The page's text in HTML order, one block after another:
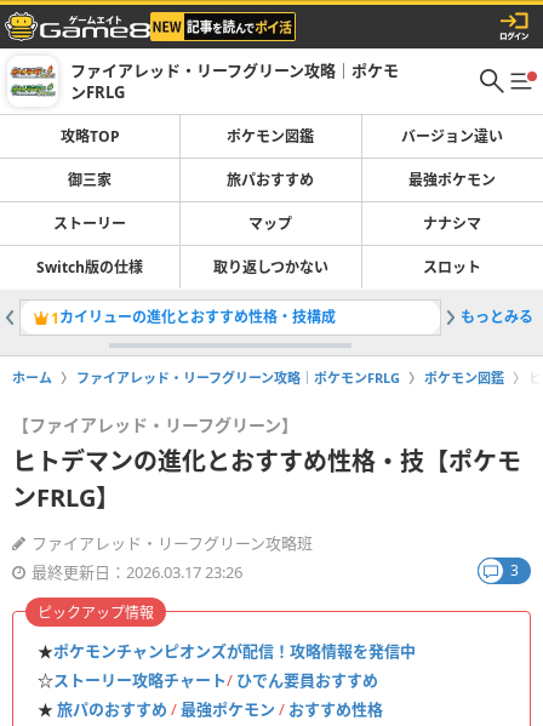
ファイアレッド・リーフグリーン攻略｜ポケモ
ンFRLG
攻略TOP ポケモン図鑑 バージョン違い
御三家 旅パおすすめ 最強ポケモン
ストーリー マップ ナナシマ
Switch版の仕様 取り返しつかない スロット
1カイリューの進化とおすすめ性格・技構成 2旅パの
もっとみる
ホーム ファイアレッド・リーフグリーン攻略｜ポケモンFRLG ポケモン図鑑
【ファイアレッド・リーフグリーン】
ヒトデマンの進化とおすすめ性格・技【ポケモ
ンFRLG】
ファイアレッド・リーフグリーン攻略班
最終更新日：2026.03.17 23:26
3
★ポケモンチャンピオンズが配信！攻略情報を発信中
☆ストーリー攻略チャート/ ひでん要員おすすめ
★旅パのおすすめ /最強ポケモン / おすすめ性格
ピックアップ情報